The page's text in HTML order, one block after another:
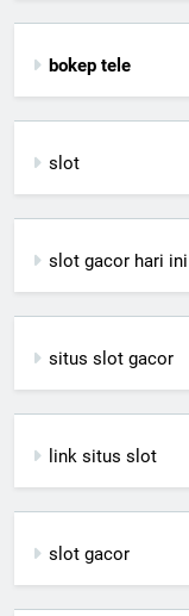
bokep tele
slot
slot gacor hari ini
situs slot gacor
link situs slot
slot gacor